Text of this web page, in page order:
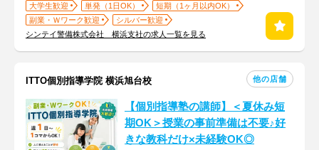
大学生歓迎 単発（1日OK）
短期（1ヶ月以内OK）
副業・Ｗワーク歓迎
シルバー歓迎
シンテイ警備株式会社 横浜支社の求人一覧を見る
ITTO個別指導学院 横浜旭台校 他の店舗
【個別指導塾の講師】＜夏休み短
期OK＞授業の事前準備は不要♪好
きな教科だけ×未経験OK◎